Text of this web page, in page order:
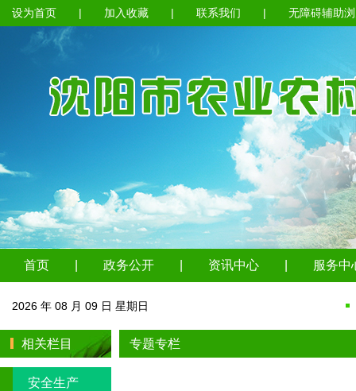
设为首页 | 加入收藏 | 联系我们 | 无障碍辅助
首页 政务公开 资讯中心 服务中
2026 年 08 月 09 日 星期日
相关栏目
安全生产
专题专栏